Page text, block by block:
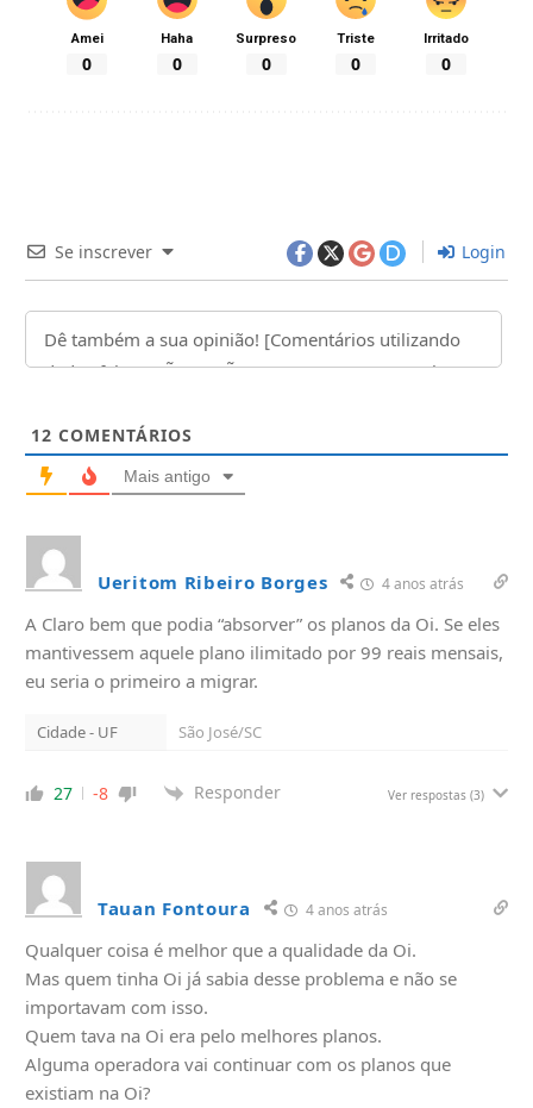
Amei
0
Haha
0
Surpreso
0
Triste
0
Irritado
0
Se inscrever Login
12 COMENTÁRIOS
Mais antigo
Ueritom Ribeiro Borges 4 anos atrás
A Claro bem que podia “absorver” os planos da Oi. Se eles
mantivessem aquele plano ilimitado por 99 reais mensais,
eu seria o primeiro a migrar.
Cidade - UF São José/SC
27 -8 Responder Ver respostas (3)
Tauan Fontoura 4 anos atrás
Qualquer coisa é melhor que a qualidade da Oi.
Mas quem tinha Oi já sabia desse problema e não se
importavam com isso.
Quem tava na Oi era pelo melhores planos.
Alguma operadora vai continuar com os planos que
existiam na Oi?